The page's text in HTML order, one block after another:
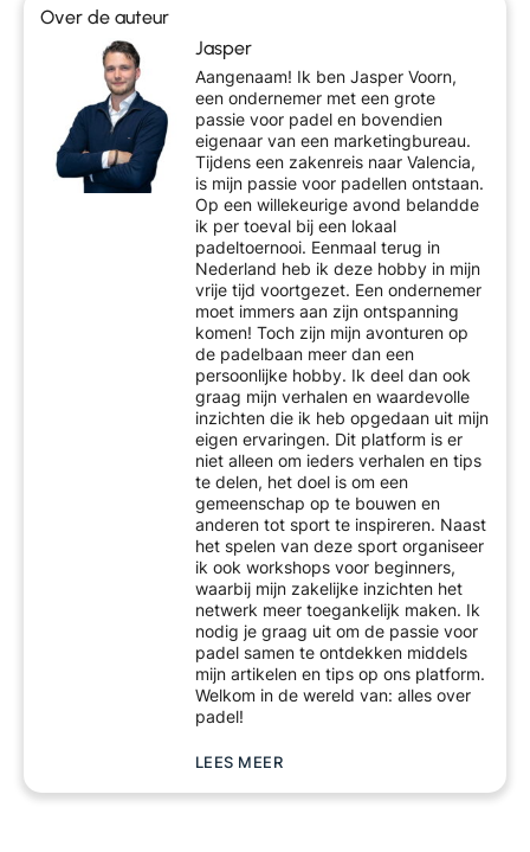
Over de auteur
Jasper
Aangenaam! Ik ben Jasper Voorn,
een ondernemer met een grote
passie voor padel en bovendien
eigenaar van een marketingbureau.
Tijdens een zakenreis naar Valencia,
is mijn passie voor padellen ontstaan.
Op een willekeurige avond belandde
ik per toeval bij een lokaal
padeltoernooi. Eenmaal terug in
Nederland heb ik deze hobby in mijn
vrije tijd voortgezet. Een ondernemer
moet immers aan zijn ontspanning
komen! Toch zijn mijn avonturen op
de padelbaan meer dan een
persoonlijke hobby. Ik deel dan ook
graag mijn verhalen en waardevolle
inzichten die ik heb opgedaan uit mijn
eigen ervaringen. Dit platform is er
niet alleen om ieders verhalen en tips
te delen, het doel is om een
gemeenschap op te bouwen en
anderen tot sport te inspireren. Naast
het spelen van deze sport organiseer
ik ook workshops voor beginners,
waarbij mijn zakelijke inzichten het
netwerk meer toegankelijk maken. Ik
nodig je graag uit om de passie voor
padel samen te ontdekken middels
mijn artikelen en tips op ons platform.
Welkom in de wereld van: alles over
padel!
LEES MEER